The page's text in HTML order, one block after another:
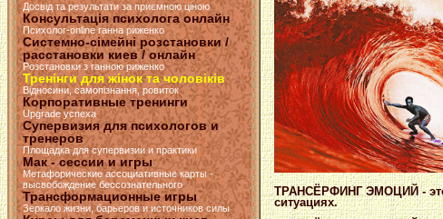
Досвід та результати за приємною ціною
Консультація психолога онлайн
Психолог-online ганна риженко
Системно-сімейні розстановки /
расстановки киев / онлайн
Розстановки з ганною риженко
Тренінги для жінок та чоловіків
Відносини, самопізнання, ровиток
Корпоративные тренинги
Upgrade успеха
Супервизия для психологов и
тренеров
Площадка для супервизии и практики
Мак - сессии и игры
Метафорические ассоциативные карты -
высвобождение бессознательного
Трансформационные игры
Зеркало жизни, барьеров и источников силы
ТРАНСЁРФИНГ ЭМОЦИЙ - это
ситуациях.